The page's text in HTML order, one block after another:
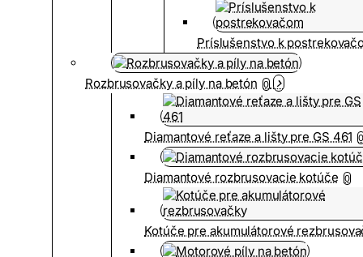
Príslušenstvo k
Rozbrusovačky a píly na betón 0
Diamantové reťaze a lišty pre GS 461
Diamantové rozbrusovacie kotúče 0
Kotúče pre akumulátorové